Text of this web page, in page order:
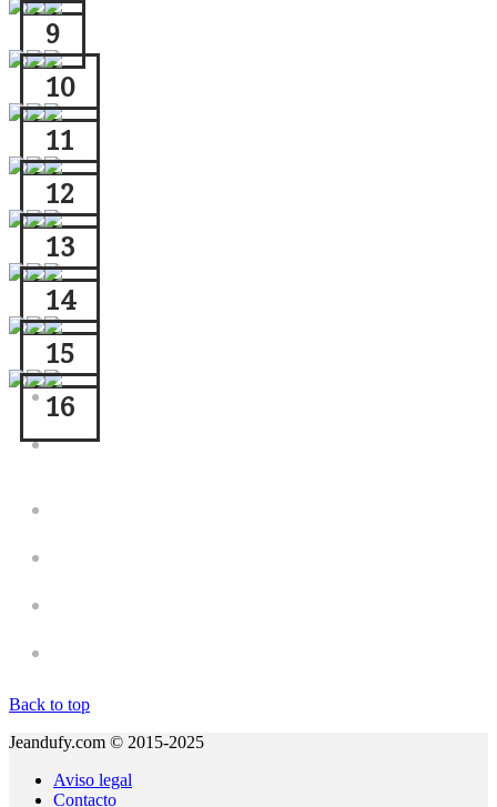
9
10
11
12
13
14
15
16
Back to top
Jeandufy.com © 2015-2025
Aviso legal
Contacto